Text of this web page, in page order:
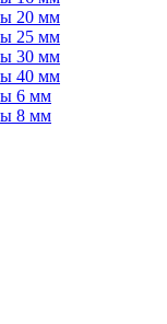
20 мм
25 мм
30 мм
40 мм
6 мм
8 мм